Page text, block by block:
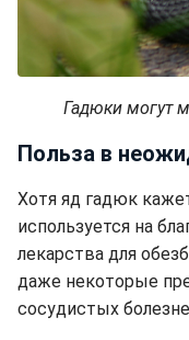
Гадюки могут
Польза в
Хотя яд гадюк
используется на
лекарства для
даже некоторые
сосудистых